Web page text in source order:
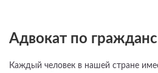
Адвокат по
Каждый человек в нашей стране